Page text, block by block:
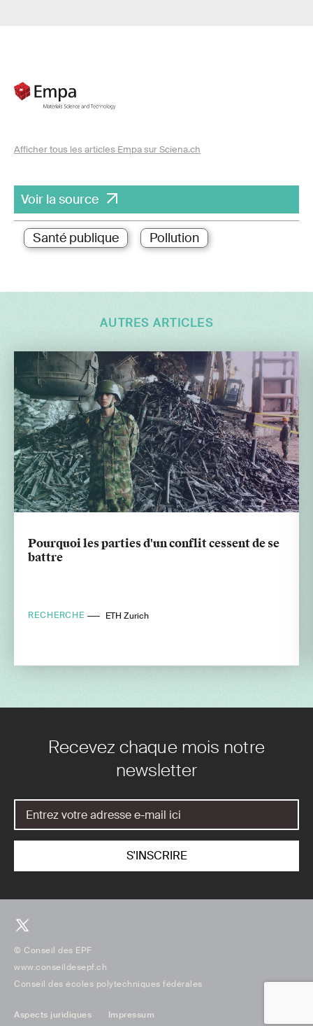
Afficher tous les articles Empa sur Sciena.ch
Voir la source
Santé publique Pollution
AUTRES ARTICLES
Pourquoi les parties d'un conflit cessent de se
battre
RECHERCHE ETH Zurich
Recevez chaque mois notre
newsletter
© Conseil des EPF
www.conseildesepf.ch
Conseil des écoles polytechniques fédérales
Aspects juridiques Impressum